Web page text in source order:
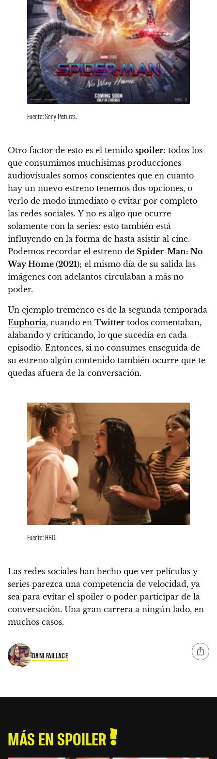
Fuente: Sony Pictures.
Otro factor de esto es el temido spoiler: todos los
que consumimos muchísimas producciones
audiovisuales somos conscientes que en cuanto
hay un nuevo estreno tenemos dos opciones, o
verlo de modo inmediato o evitar por completo
las redes sociales. Y no es algo que ocurre
solamente con la series: esto también está
influyendo en la forma de hasta asistir al cine.
Podemos recordar el estreno de Spider-Man: No
Way Home (2021); el mismo día de su salida las
imágenes con adelantos circulaban a más no
poder.
Un ejemplo tremenco es de la segunda temporada
Euphoria, cuando en Twitter todos comentaban,
alabando y criticando, lo que sucedía en cada
episodio. Entonces, si no consumes enseguida de
su estreno algún contenido también ocurre que te
quedas afuera de la conversación.
Fuente: HBO.
Las redes sociales han hecho que ver películas y
series parezca una competencia de velocidad, ya
sea para evitar el spoiler o poder participar de la
conversación. Una gran carrera a ningún lado, en
muchos casos.
DANI FAILLACE
MÁS EN SPOILER